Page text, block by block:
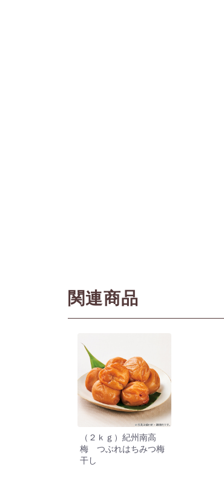
関連商品
（２ｋｇ）紀州南高
梅 つぶれはちみつ梅
干し